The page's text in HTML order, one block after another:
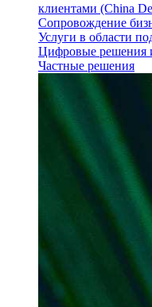
клиентами (China
Сопровождение
Услуги в области
Цифровые решения
Частные решения